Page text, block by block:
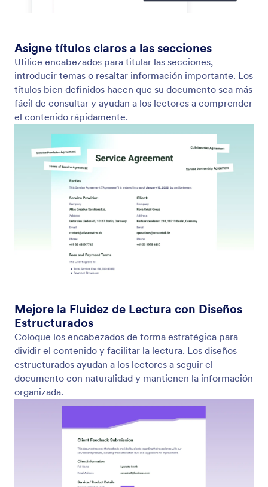
cada página de su documento. Muestre su identidad
visual, datos de contacto o información adicional
con opciones flexibles de estilo y fondo.
Mantenga sus PDF limpios, relevantes y libres de
secciones vacías o sin usar.